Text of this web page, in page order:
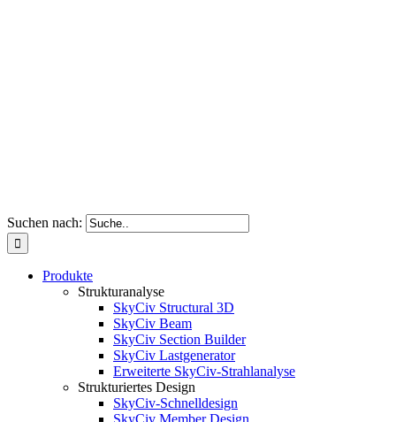
Suchen nach:
Produkte
Strukturanalyse
SkyCiv Structural 3D
SkyCiv Beam
SkyCiv Section Builder
SkyCiv Lastgenerator
Erweiterte SkyCiv-Strahlanalyse
Strukturiertes Design
SkyCiv-Schnelldesign
SkyCiv Member Design